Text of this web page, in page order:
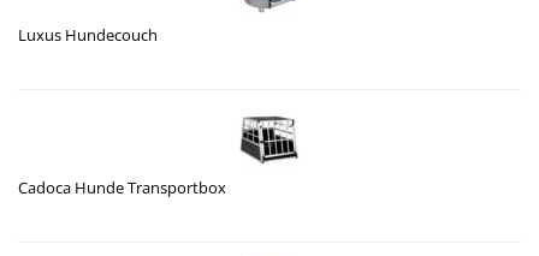
Luxus Hundecouch
Cadoca Hunde Transportbox